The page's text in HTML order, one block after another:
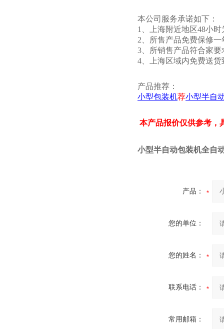
本公司服务承诺如下：
1、上海附近地区48小
2、所售产品免费保修
3、所销售产品符合家
4、上海区域内免费送
产品推荐：
小型包装机荐小型半自
本产品报价仅供参考，
小型半自动包装机全自
产品：
您的单位：
您的姓名：
联系电话：
常用邮箱：